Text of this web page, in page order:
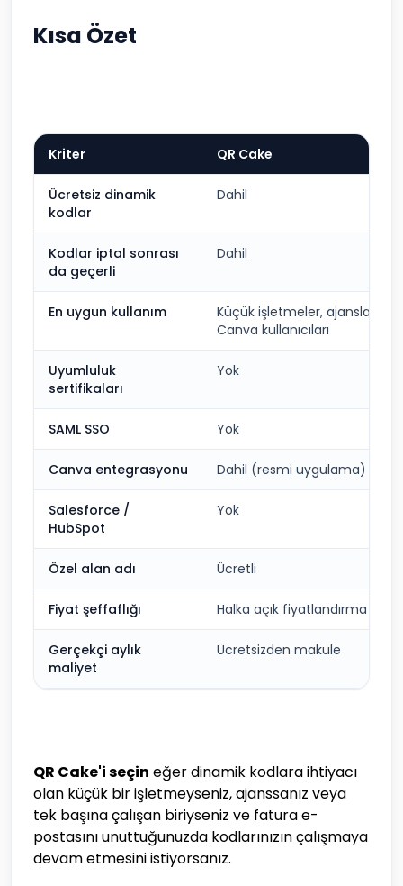
Kısa Özet
Kriter QR Cake
Ücretsiz dinamik
kodlar
Dahil
Kodlar iptal sonrası
da geçerli
Dahil
En uygun kullanım
Küçük işletmeler, ajanslar,
Canva kullanıcıları
Uyumluluk
sertifikaları
Yok
SAML SSO Yok
Canva entegrasyonu Dahil (resmi uygulama)
Salesforce /
HubSpot
Yok
Özel alan adı Ücretli
Fiyat şeffaflığı Halka açık fiyatlandırma
Gerçekçi aylık
maliyet
Ücretsizden makule
QR Cake'i seçin eğer dinamik kodlara ihtiyacı
olan küçük bir işletmeyseniz, ajanssanız veya
tek başına çalışan biriyseniz ve fatura e-
postasını unuttuğunuzda kodlarınızın çalışmaya
devam etmesini istiyorsanız.